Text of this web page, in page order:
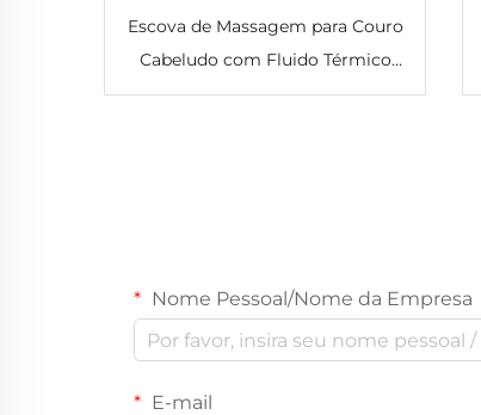
Escova de Massagem para Couro
Cabeludo com Fluido Térmico
Recarregável por USB, Pente
Nome Pessoal/Nome da Empresa
E-mail